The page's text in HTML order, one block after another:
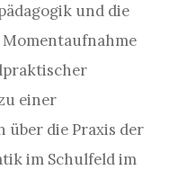
und die
einer
über die Praxis der
im Schulfeld im